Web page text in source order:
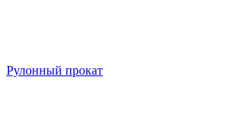
Рулонный прокат